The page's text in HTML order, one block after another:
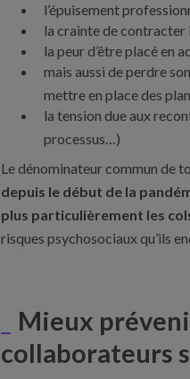
l’épuisement
la crainte de contracter
la peur d’être placé en
mais aussi de perdre
mettre en place des
la tension due aux
processus…)
Le dénominateur commun de
depuis le début de la
plus particulièrement les
risques psychosociaux qu’ils
Mieux
collaborateurs